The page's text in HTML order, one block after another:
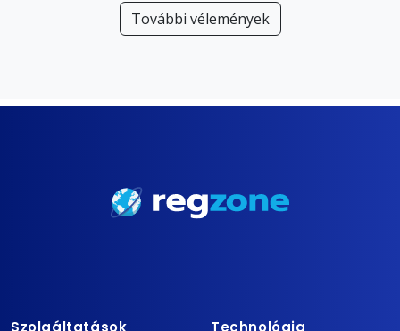
További vélemények
Szolgáltatások Technológia